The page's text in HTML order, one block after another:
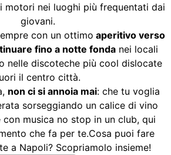
motori nei luoghi più frequentati dai
giovani.
con un ottimo aperitivo verso
fino a notte fondanei locali
nelle discoteche più cool dislocate
il centro città.
non ci si annoia mai: che tu voglia
sorseggiando un calice di vino
musica no stop in un club, qui
che fa per te.Cosa puoi fare
a Napoli? Scopriamolo insieme!